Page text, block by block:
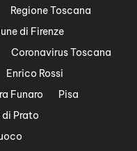
Regione Toscana
di Firenze
Coronavirus Toscana
Enrico Rossi
Funaro
Pisa
Prato